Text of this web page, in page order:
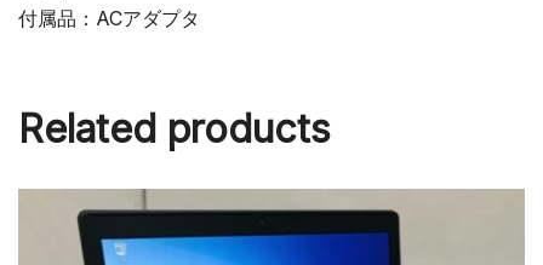
付属品：ACアダプタ
Related products